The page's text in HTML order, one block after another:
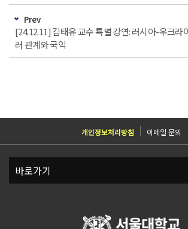
Prev
[24.12.11] 김태유 교수 특별 강연: 러시아-우크라
러 관계와 국익
개인정보처리방침 이메일 문의